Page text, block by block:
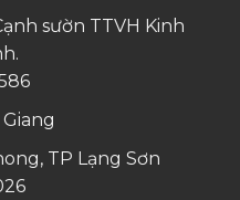
sườn TTVH Kinh
TP Lạng Sơn